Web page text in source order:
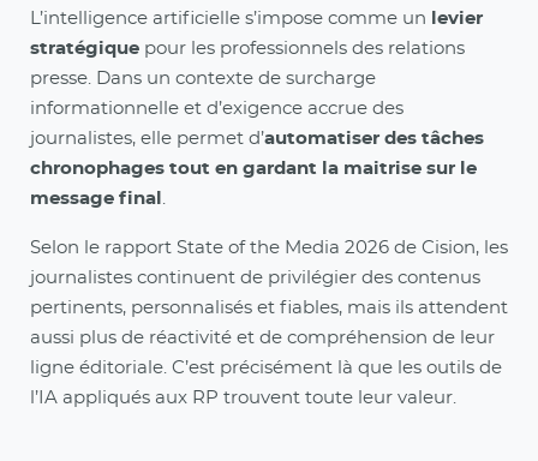
L’intelligence artificielle s’impose comme un
levier
stratégique pour les professionnels des relations
presse. Dans un contexte de surcharge
informationnelle et d’exigence accrue des
journalistes, elle permet d’automatiser des tâches
chronophages tout en gardant la maitrise sur le
message final
Selon le rapport State of the Media 2026 de Cision, les
journalistes continuent de privilégier des contenus
pertinents, personnalisés et fiables, mais ils attendent
aussi plus de réactivité et de compréhension de leur
ligne éditoriale. C’est précisément là que les outils de
l’IA appliqués aux RP trouvent toute leur valeur.